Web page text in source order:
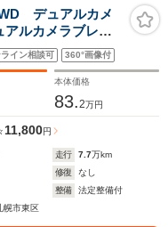
デュアルカメ
アルカメラブレ―
ナソニック スト
ルセグTV・両側
ライン相談可 360°画像付
本体価格
83.2万円
11,800円
走行 7.7万km
修復
なし
整備
法定整備付
幌市東区